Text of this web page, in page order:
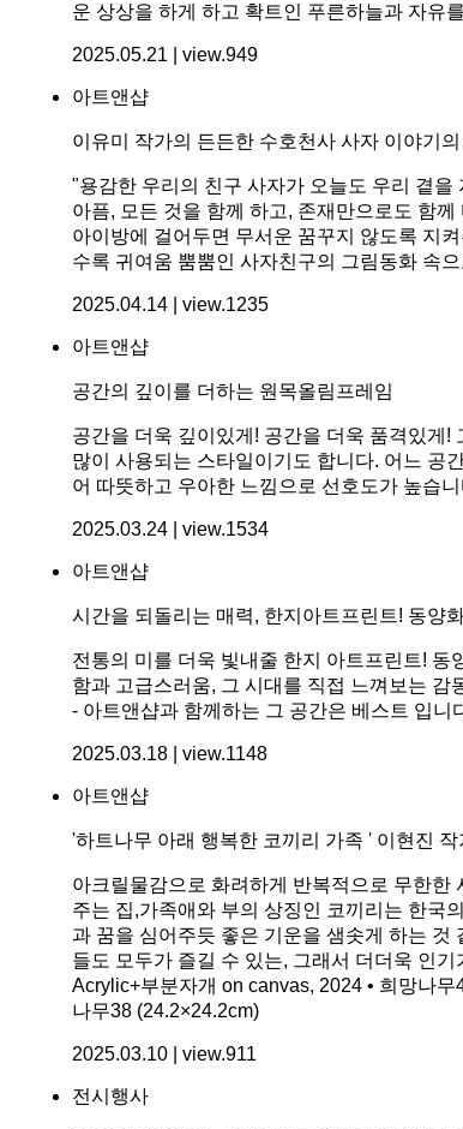
운 상상을 하게 하고 확트인 푸른하늘과 자유
2025.05.21 | view.949
아트앤샵
이유미 작가의 든든한 수호천사 사자 이야기
"용감한 우리의 친구 사자가 오늘도 우리 곁
아픔, 모든 것을 함께 하고, 존재만으로도 함
아이방에 걸어두면 무서운 꿈꾸지 않도록 지
수록 귀여움 뿜뿜인 사자친구의 그림동화 속
2025.04.14 | view.1235
아트앤샵
공간의 깊이를 더하는 원목올림프레임
공간을 더욱 깊이있게! 공간을 더욱 품격있게
많이 사용되는 스타일이기도 합니다. 어느 공
어 따뜻하고 우아한 느낌으로 선호도가 높습
2025.03.24 | view.1534
아트앤샵
시간을 되돌리는 매력, 한지아트프린트! 동양
전통의 미를 더욱 빛내줄 한지 아트프린트!
함과 고급스러움, 그 시대를 직접 느껴보는
- 아트앤샵과 함께하는 그 공간은 베스트 입니
2025.03.18 | view.1148
아트앤샵
'하트나무 아래 행복한 코끼리 가족 ' 이현진 작
아크릴물감으로 화려하게 반복적으로 무한
주는 집,가족애와 부의 상징인 코끼리는 한국
과 꿈을 심어주듯 좋은 기운을 샘솟게 하는
들도 모두가 즐길 수 있는, 그래서 더더욱 인
Acrylic+부분자개 on canvas, 2024 • 희망나
나무38 (24.2×24.2cm)
2025.03.10 | view.911
전시행사